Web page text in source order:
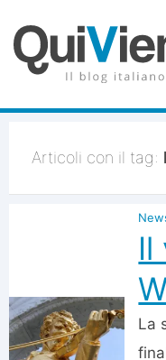
Articoli con il tag:
Il
La